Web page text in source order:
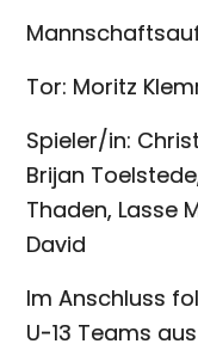
Tor: Moritz
Spieler/in:
Brijan
Thaden, Lasse
David
Im Anschluss
U-13 Teams